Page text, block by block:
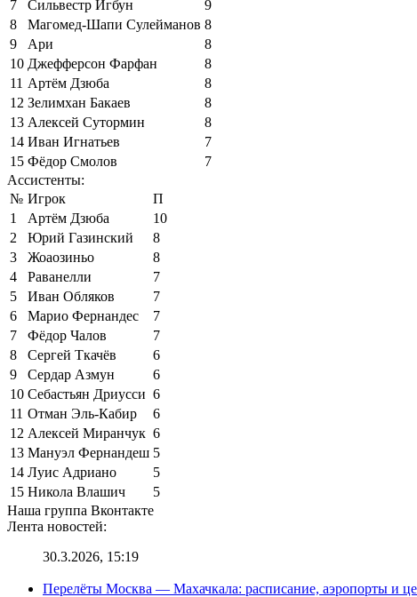
7
Сильвестр Игбун
9
8
Магомед-Шапи Сулейманов 8
9
Ари
8
10 Джефферсон Фарфан
8
11 Артём Дзюба
8
12 Зелимхан Бакаев
8
13 Алексей Сутормин
8
14 Иван Игнатьев
7
15 Фёдор Смолов
7
Ассистенты:
№ Игрок
П
1
Артём Дзюба
10
2
Юрий Газинский
8
3
Жоаозиньо
8
4
Раванелли
7
5
Иван Обляков
7
6
Марио Фернандес
7
7
Фёдор Чалов
7
8
Сергей Ткачёв
6
9
Сердар Азмун
6
10 Себастьян Дриусси 6
11 Отман Эль-Кабир
6
12 Алексей Миранчук 6
13 Мануэл Фернандеш 5
14 Луис Адриано
5
15 Никола Влашич
5
Наша группа Вконтакте
Лента новостей:
30.3.2026, 15:19
Перелёты Москва — Махачкала: расписание, аэропорты и